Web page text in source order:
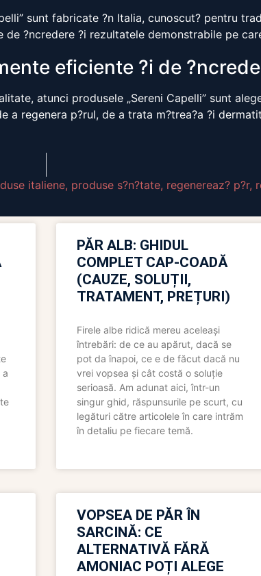
sunt fabricate ?n Italia, cunoscut? pentru
?ncredere ?i rezultatele demonstrabile pe
eficiente ?i de
atunci produsele „Sereni Capelli” sunt
regenera p?rul, de a trata m?trea?a ?i
italiene, produse s?n?tate, regenereaz? p?r,
a
PĂR ALB: GHIDUL
COMPLET CAP-COADĂ
(CAUZE, SOLUȚII,
TRATAMENT, PREȚURI)
Firele albe ridică mereu aceleași
întrebări: de ce au apărut, dacă se
pot da înapoi, ce e de făcut dacă nu
vrei vopsea și cât costă o soluție
serioasă. Am adunat aici, într-un
singur ghid, răspunsurile pe scurt, cu
legături către articolele în care intrăm
în detaliu pe fiecare temă.
VOPSEA DE PĂR ÎN
SARCINĂ: CE
ALTERNATIVĂ FĂRĂ
AMONIAC POȚI ALEGE